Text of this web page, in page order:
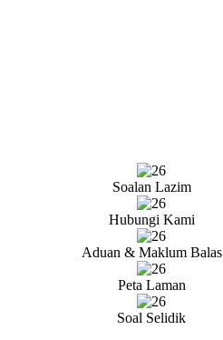
Soalan Lazim
Hubungi Kami
Aduan & Maklum Balas
Peta Laman
Soal Selidik